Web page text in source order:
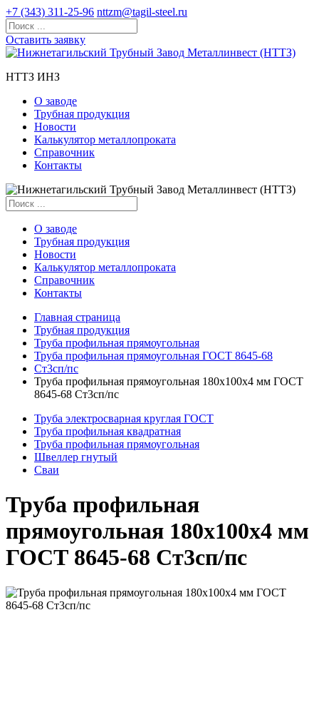
+7 (343) 311-25-96 nttzm@tagil-steel.ru
Оставить заявку
НТТЗ ИНЗ
О заводе
Трубная продукция
Новости
Калькулятор металлопроката
Справочник
Контакты
О заводе
Трубная продукция
Новости
Калькулятор металлопроката
Справочник
Контакты
Главная страница
Трубная продукция
Труба профильная прямоугольная
Труба профильная прямоугольная ГОСТ 8645-68
Ст3сп/пс
Труба профильная прямоугольная 180x100x4 мм ГОСТ
8645-68 Ст3сп/пс
Труба электросварная круглая ГОСТ
Труба профильная квадратная
Труба профильная прямоугольная
Швеллер гнутый
Сваи
Труба профильная
прямоугольная 180x100x4 мм
ГОСТ 8645-68 Ст3сп/пс